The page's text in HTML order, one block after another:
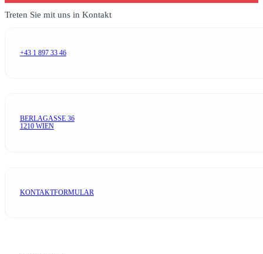
Treten Sie mit uns in Kontakt
+43 1 897 33 46
BERLAGASSE 36
1210 WIEN
KONTAKTFORMULAR